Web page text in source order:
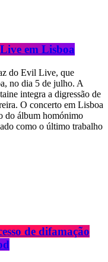
em Lisboa
do Evil Live, que
no dia 5 de julho. A
integra a digressão de
O concerto em Lisboa
do álbum homónimo
como o último trabalho
de difamação